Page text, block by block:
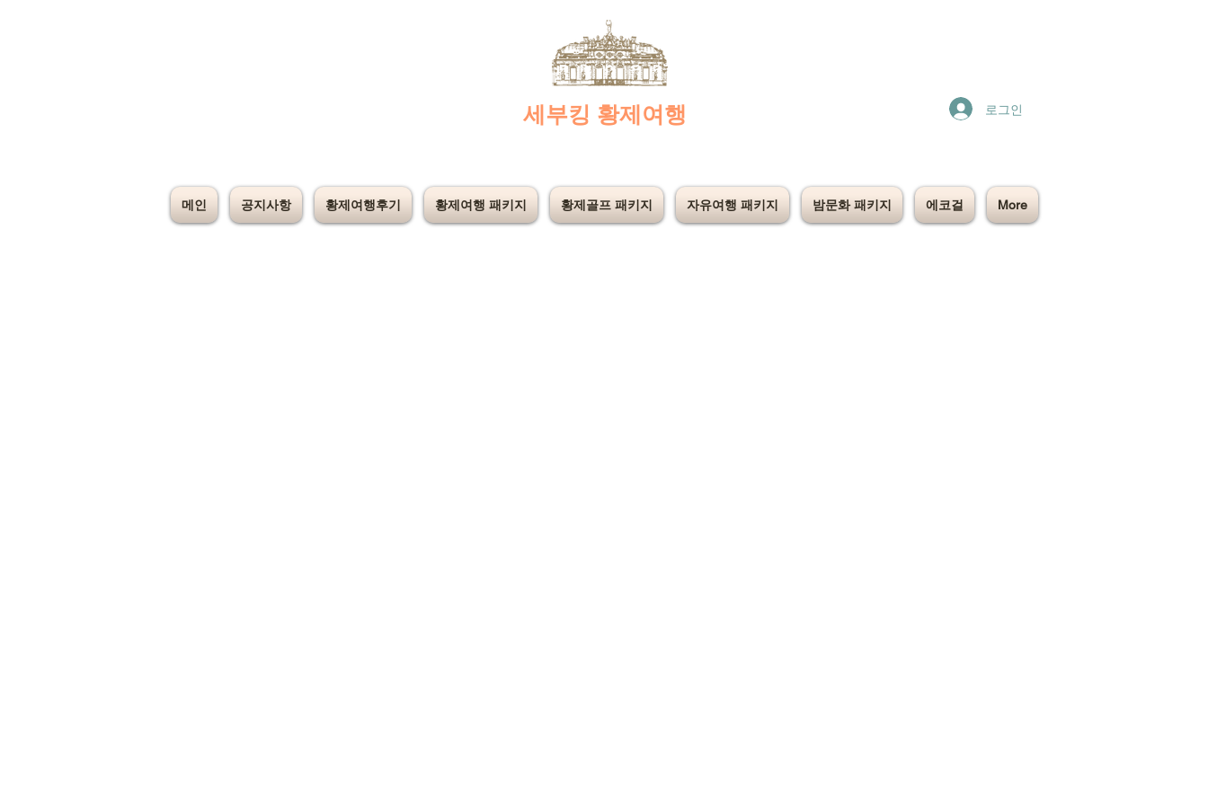
​세부킹 황제여행 로그인
메인 공지사항 황제여행후기 황제여행 패키지 황제골프 패키지 자유여행 패키지 밤문화 패키지 에코걸 More